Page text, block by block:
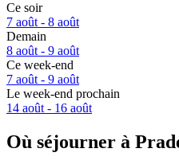
Ce soir
7 août - 8 août
Demain
8 août - 9 août
Ce week-end
7 août - 9 août
Le week-end prochain
14 août - 16 août
Où séjourner à